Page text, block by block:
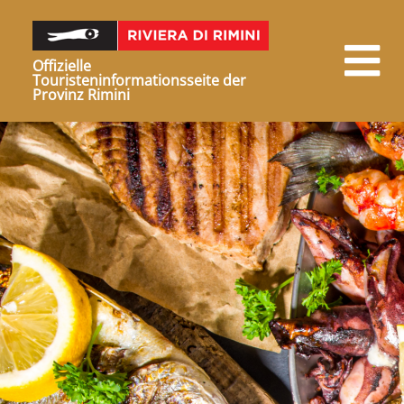
Offizielle
Touristeninformationsseite der
Provinz Rimini